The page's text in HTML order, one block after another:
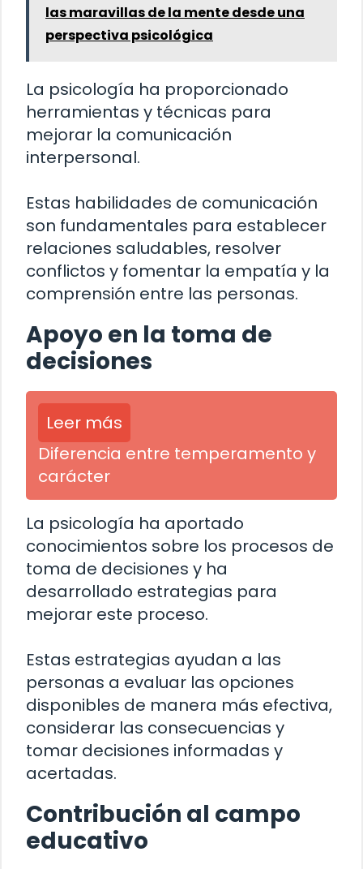
las maravillas de la mente desde una
perspectiva psicológica
La psicología ha proporcionado
herramientas y técnicas para
mejorar la comunicación
interpersonal.
Estas habilidades de comunicación
son fundamentales para establecer
relaciones saludables, resolver
conflictos y fomentar la empatía y la
comprensión entre las personas.
Apoyo en la toma de
decisiones
Leer más
Diferencia entre temperamento y
carácter
La psicología ha aportado
conocimientos sobre los procesos de
toma de decisiones y ha
desarrollado estrategias para
mejorar este proceso.
Estas estrategias ayudan a las
personas a evaluar las opciones
disponibles de manera más efectiva,
considerar las consecuencias y
tomar decisiones informadas y
acertadas.
Contribución al campo
educativo